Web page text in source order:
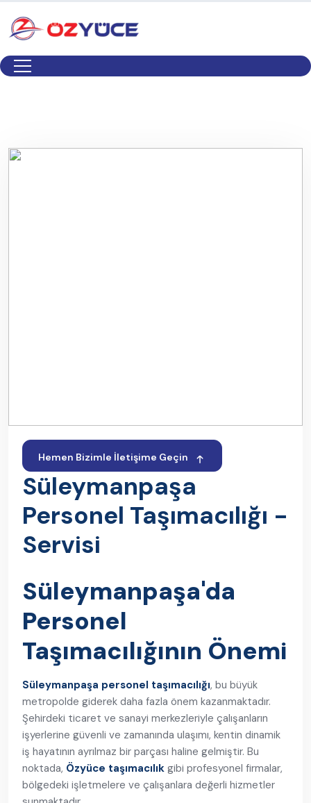
Hemen Bizimle İletişime Geçin
Süleymanpaşa
Personel Taşımacılığı -
Servisi
Süleymanpaşa'da
Personel
Taşımacılığının Önemi
Süleymanpaşa personel taşımacılığı, bu büyük
metropolde giderek daha fazla önem kazanmaktadır.
Şehirdeki ticaret ve sanayi merkezleriyle çalışanların
işyerlerine güvenli ve zamanında ulaşımı, kentin dinamik
iş hayatının ayrılmaz bir parçası haline gelmiştir. Bu
noktada, Özyüce taşımacılık gibi profesyonel firmalar,
bölgedeki işletmelere ve çalışanlara değerli hizmetler